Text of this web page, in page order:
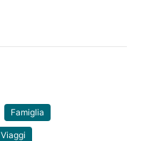
Famiglia
Viaggi